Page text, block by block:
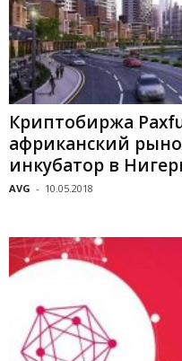
Криптобиржа
африканский
инкубатор в
AVG - 10.05.2018